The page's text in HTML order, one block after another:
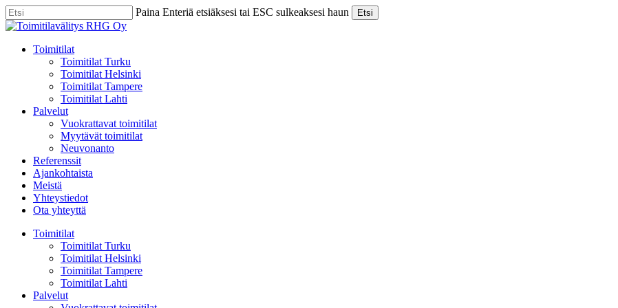
Skip
to
content
Paina Enteriä etsiäksesi tai ESC sulkeaksesi haun Etsi
Close
Menu
Toimitilat
Toimitilat Turku
Toimitilat Helsinki
Toimitilat Tampere
Toimitilat Lahti
Palvelut
Vuokrattavat toimitilat
Myytävät toimitilat
Neuvonanto
Referenssit
Ajankohtaista
Meistä
Yhteystiedot
Ota yhteyttä
Toimitilat
Toimitilat Turku
Toimitilat Helsinki
Toimitilat Tampere
Toimitilat Lahti
Palvelut